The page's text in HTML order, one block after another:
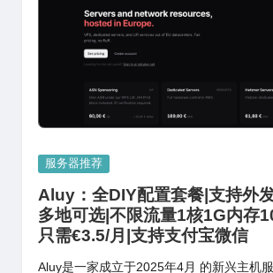
Posted
服务器推荐
Aluy：全DIY配置套餐|支持外
多地可选|不限流量1核1G内存
只需€3.5/月|支持支付宝微信
Aluy是一家成立于2025年4月 的新兴主机